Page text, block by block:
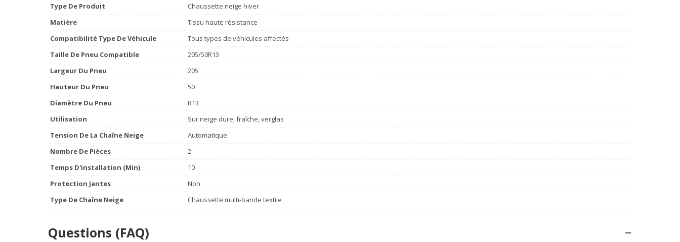
Type De Produit
Chaussette neige hiver
Matière
Tissu haute résistance
Compatibilité Type De Véhicule
Tous types de véhicules affectés
Taille De Pneu Compatible
205/50R13
Largeur Du Pneu
205
Hauteur Du Pneu
50
Diamètre Du Pneu
R13
Utilisation
Sur neige dure, fraîche, verglas
Tension De La Chaîne Neige
Automatique
Nombre De Pièces
2
Temps D'installation (min)
10
Protection Jantes
Non
Type De Chaîne Neige
Chaussette multi-bande textile
Questions (FAQ)